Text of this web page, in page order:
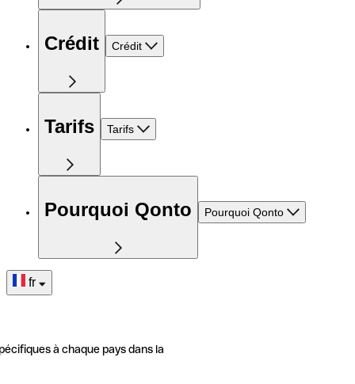
Crédit Crédit
Tarifs Tarifs
Pourquoi Qonto Pourquoi Qonto
fr
à chaque pays dans la